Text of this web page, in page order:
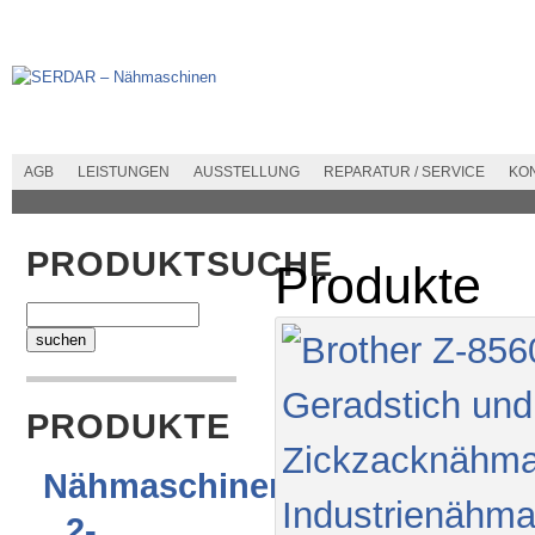
AGB LEISTUNGEN AUSSTELLUNG REPARATUR / SERVICE
PRODUKTSUCHE
PRODUKTE
Nähmaschinen
Produkte